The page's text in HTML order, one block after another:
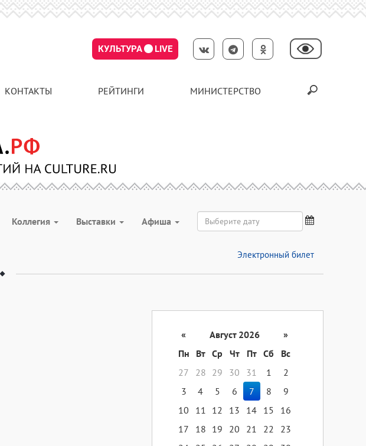
КУЛЬТУРА LIVE
КОНТАКТЫ РЕЙТИНГИ МИНИСТЕРСТВО
Коллегия Выставки Aфиша
Электронный билет
« Август 2026
»
Пн
Вт Ср Чт Пт Сб
Вс
27
28 29 30 31 1
2
3
4 5 6 7 8
9
10
11 12 13 14 15
16
17
18 19 20 21 22
23